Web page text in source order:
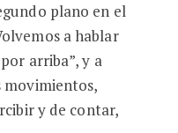
plano en el
a hablar
arriba”, y a
movimientos,
y de contar,